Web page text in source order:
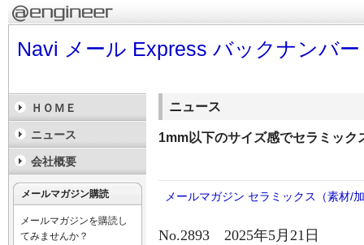
Navi メール Express バックナンバー
ニュース
1mm以下のサイズ感でセラミック
メールマガジン セラミックス（素材/
No.2893 2025年5月21日
ＨＯＭＥ
ニュース
会社概要
メールマガジン購読
メールマガジンを購読し
てみませんか？